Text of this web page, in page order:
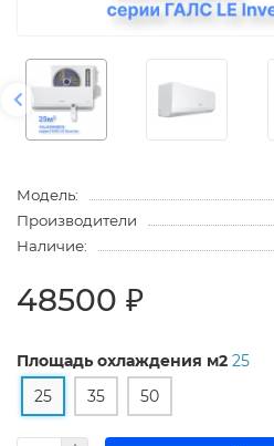
Модель:
Производители
Наличие:
48500 ₽
Площадь охлаждения м2 25
25
35 50